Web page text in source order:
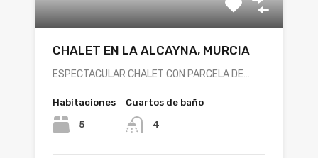
CHALET EN LA ALCAYNA, MURCIA
ESPECTACULAR CHALET CON PARCELA DE…
Habitaciones
5
Cuartos de baño
4